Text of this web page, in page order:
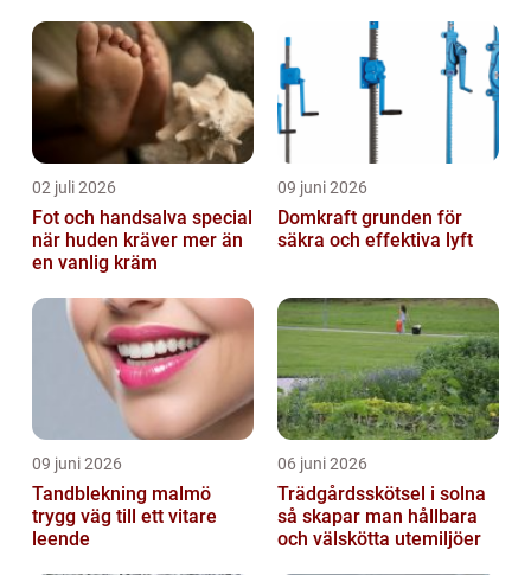
02 juli 2026
Fot och handsalva special
när huden kräver mer än
en vanlig kräm
09 juni 2026
Domkraft grunden för
säkra och effektiva lyft
09 juni 2026
Tandblekning malmö
trygg väg till ett vitare
leende
06 juni 2026
Trädgårdsskötsel i solna
så skapar man hållbara
och välskötta utemiljöer